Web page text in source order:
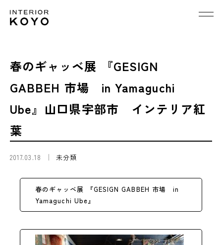
春のギャッベ展 『GESIGN
GABBEH 市場 in Yamaguchi
Ube』山口県宇部市 インテリア紅
葉
2017.03.18 未分類
春のギャッベ展 『GESIGN GABBEH 市場 in
Yamaguchi Ube』